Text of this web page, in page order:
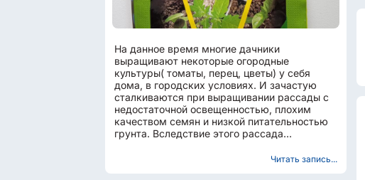
На данное время многие дачники
выращивают некоторые огородные
культуры( томаты, перец, цветы) у себя
дома, в городских условиях. И зачастую
сталкиваются при выращивании рассады с
недостаточной освещенностью, плохим
качеством семян и низкой питательностью
грунта. Вследствие этого рассада
Читать запись...